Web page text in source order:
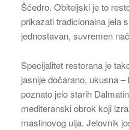
Šćedro. Obiteljski je to
prikazati tradicionalna jela
jednostavan, suvremen
Specijalitet restorana je
jasnije dočarano, ukusna
poznato jelo starih
mediteranski obrok koji
maslinovog ulja. Jelovnik